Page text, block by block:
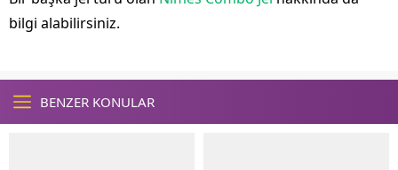
bilgi alabilirsiniz.
BENZER KONULAR